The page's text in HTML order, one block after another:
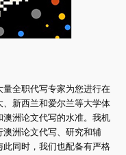
全职代写专家为您进行在
新西兰和爱尔兰等大学体
洲论文代写的水准。我机
洲论文代写、研究和辅
同时，我们也配备有严格